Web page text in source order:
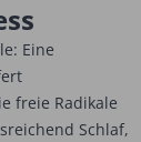
Eine
freie Radikale
Schlaf,